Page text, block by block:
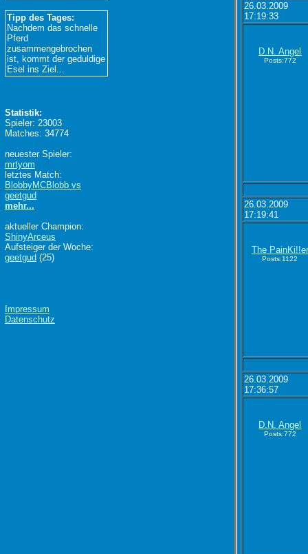
26.03.2009
17:19:33
D.N. Angel
Posts:772
26.03.2009
17:19:41
The PainKi!!er
Posts:1122
26.03.2009
17:36:57
D.N. Angel
Posts:772
Tipp des Tages:
Nachdem das schnelle
Pferd
zusammengebrochen
ist, kommt der geduldige
Esel ins Ziel...
Statistik:
Spieler: 23003
Matches: 34774
neuester Spieler:
mrtyom
letztes Match:
BlobbyMCBlobb vs
geetgud
mehr...
aktueller Champion:
ShinyArceus
Aufsteiger der Woche:
geetgud (25)
Impressum
Datenschutz